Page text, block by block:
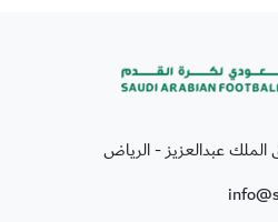
عبدالعزيز - الرياض